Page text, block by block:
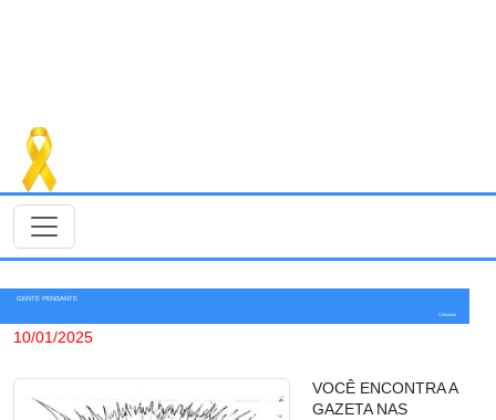
GENTE PENSANTE
Colunista
10/01/2025
VOCÊ ENCONTRA A
GAZETA NAS